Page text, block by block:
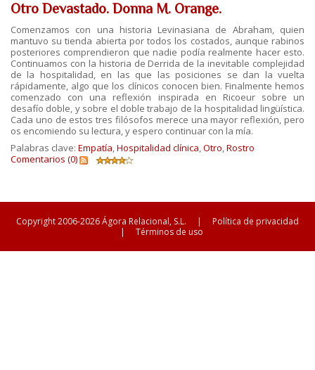
Otro Devastado. Donna M. Orange.
Comenzamos con una historia Levinasiana de Abraham, quien
mantuvo su tienda abierta por todos los costados, aunque rabinos
posteriores comprendieron que nadie podía realmente hacer esto.
Continuamos con la historia de Derrida de la inevitable complejidad
de la hospitalidad, en las que las posiciones se dan la vuelta
rápidamente, algo que los clínicos conocen bien. Finalmente hemos
comenzado con una reflexión inspirada en Ricoeur sobre un
desafío doble, y sobre el doble trabajo de la hospitalidad lingüística.
Cada uno de estos tres filósofos merece una mayor reflexión, pero
os encomiendo su lectura, y espero continuar con la mía.
Palabras clave: Empatía,Hospitalidad clínica,Otro,Rostro
Comentarios (0)
Copyright 2006-2026 Ágora Relacional, S.L. |
Política de privacidad
|
Términos de uso